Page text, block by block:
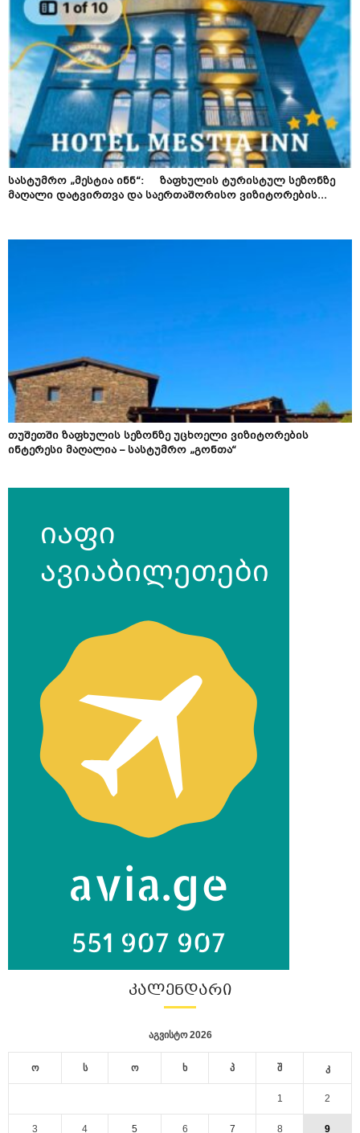
სასტუმრო „მესტია ინნ“: ზაფხულის ტურისტულ სეზონზე
მაღალი დატვირთვა და საერთაშორისო ვიზიტორების...
თუშეთში ზაფხულის სეზონზე უცხოელი ვიზიტორების
ინტერესი მაღალია – სასტუმრო „გონთა“
ᲙᲐᲚᲔᲜᲓᲐᲠᲘ
აგვისტო 2026
ო ს ო ხ პ შ კ
1 2
3 4 5 6 7 8 9